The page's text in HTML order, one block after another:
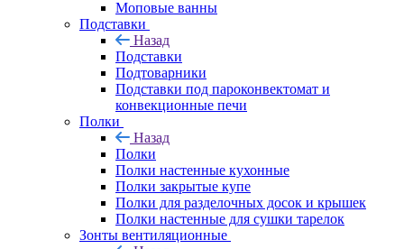
Моповые ванны
Подставки
Назад
Подставки
Подтоварники
Подставки под пароконвектомат и
конвекционные печи
Полки
Назад
Полки
Полки настенные кухонные
Полки закрытые купе
Полки для разделочных досок и крышек
Полки настенные для сушки тарелок
Зонты вентиляционные